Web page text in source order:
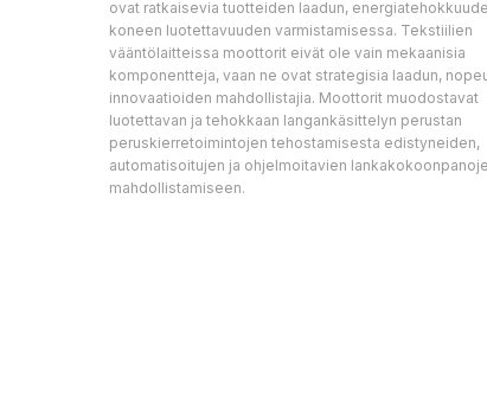
ovat ratkaisevia tuotteiden laadun,
koneen luotettavuuden varmistamisessa. Tekstiilien
vääntölaitteissa moottorit eivät ole vain mekaanisia
komponentteja, vaan ne ovat strategisia laadun,
innovaatioiden mahdollistajia. Moottorit muodostavat
luotettavan ja tehokkaan langankäsittelyn perustan
peruskierretoimintojen tehostamisesta edistyneiden,
automatisoitujen ja ohjelmoitavien
mahdollistamiseen.